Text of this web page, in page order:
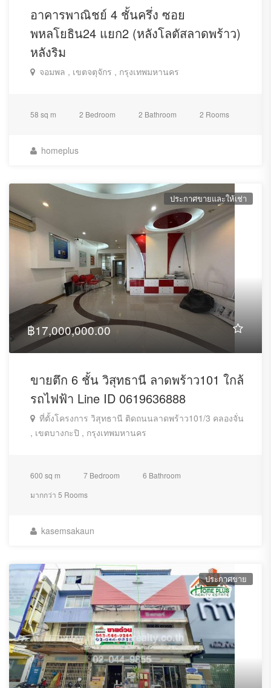
อาคารพาณิชย์ 4 ชั้นครึ่ง ซอย
พหลโยธิน24 แยก2 (หลังโลตัสลาดพร้าว)
หลังริม
จอมพล , เขตจตุจักร , กรุงเทพมหานคร
58 sq m 2 Bedroom 2 Bathroom 2 Rooms
homeplus
ประกาศขายและให้เช่า
฿17,000,000.00
ขายตึก 6 ชั้น วิสุทธานี ลาดพร้าว101 ใกล้
รถไฟฟ้า Line ID 0619636888
ที่ตั้งโครงการ วิสุทธานี ติดถนนลาดพร้าว101/3 คลองจั่น
, เขตบางกะปิ , กรุงเทพมหานคร
600 sq m 7 Bedroom
6 Bathroom
มากกว่า 5 Rooms
kasemsakaun
ประกาศขาย